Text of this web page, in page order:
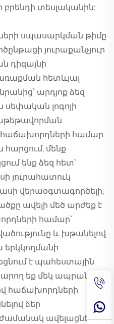
տեսլականին:
սպասարկման թիմը
յուրաքանչյուր
դիզայնի
հետևյալ
արդյոք ձեզ
սեփական լոգոյի
համար
հարցում, մենք
ենք ձեզ հետ՝
յուրահատուկ
վերաօգտագործելի,
ավելի մեծ արժեք է
համար՝
և խթանելով
երկկողմանի
է պահեստային
եք մեկ ապրանք
հաճախորդների
ձեր
ավելացնելով